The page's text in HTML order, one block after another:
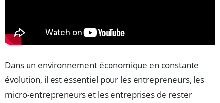
Dans un environnement économique en constante
évolution, il est essentiel pour les entrepreneurs, les
micro-entrepreneurs et les entreprises de rester